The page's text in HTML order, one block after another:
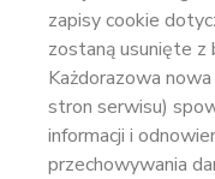
zapisy cookie
zostaną usunięte z
Każdorazowa
stron serwisu)
informacji i
przechowywania